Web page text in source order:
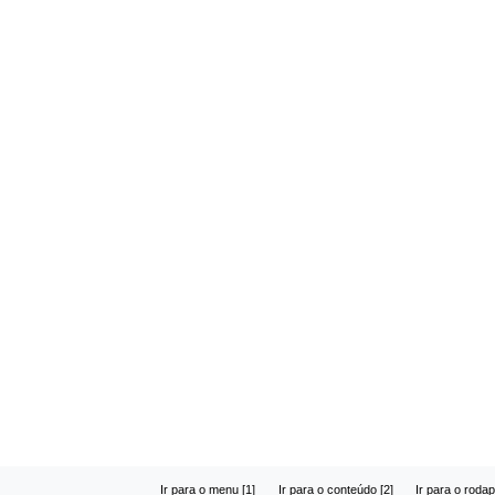
Ir para o menu [1] Ir para o conteúdo [2] Ir para o